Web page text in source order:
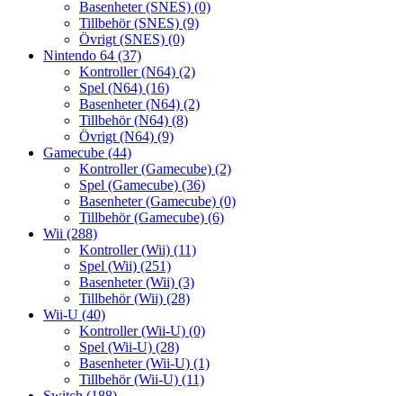
Basenheter (SNES) (0)
Tillbehör (SNES) (9)
Övrigt (SNES) (0)
Nintendo 64 (37)
Kontroller (N64) (2)
Spel (N64) (16)
Basenheter (N64) (2)
Tillbehör (N64) (8)
Övrigt (N64) (9)
Gamecube (44)
Kontroller (Gamecube) (2)
Spel (Gamecube) (36)
Basenheter (Gamecube) (0)
Tillbehör (Gamecube) (6)
Wii (288)
Kontroller (Wii) (11)
Spel (Wii) (251)
Basenheter (Wii) (3)
Tillbehör (Wii) (28)
Wii-U (40)
Kontroller (Wii-U) (0)
Spel (Wii-U) (28)
Basenheter (Wii-U) (1)
Tillbehör (Wii-U) (11)